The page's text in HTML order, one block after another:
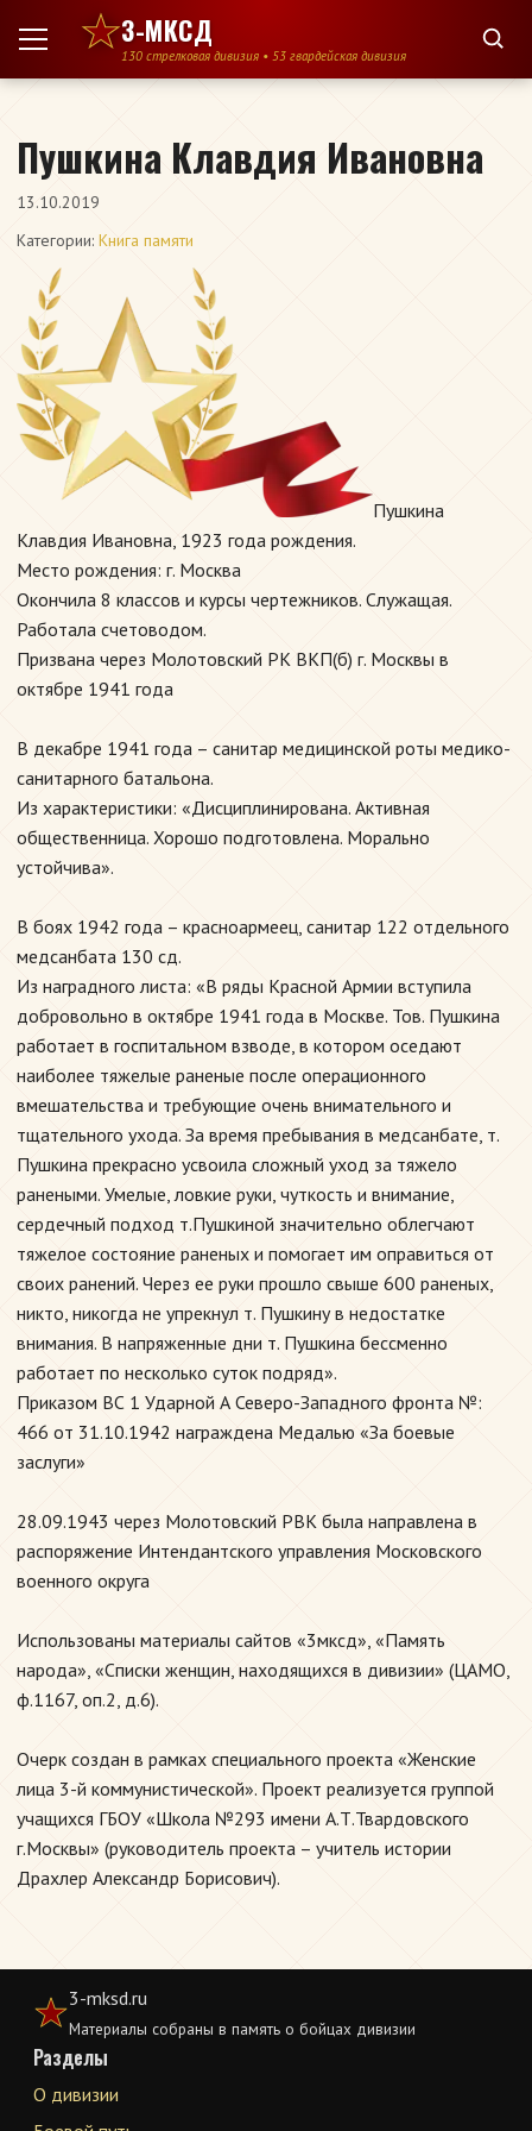
Перейти к содержимому
3-МКСД
130 стрелковая дивизия • 53 гвардейская дивизия
Пушкина Клавдия Ивановна
13.10.2019
Категории: Книга памяти
Пушкина
Клавдия Ивановна, 1923 года рождения.
Место рождения: г. Москва
Окончила 8 классов и курсы чертежников. Служащая.
Работала счетоводом.
Призвана через Молотовский РК ВКП(б) г. Москвы в
октябре 1941 года
В декабре 1941 года – санитар медицинской роты медико-
санитарного батальона.
Из характеристики: «Дисциплинирована. Активная
общественница. Хорошо подготовлена. Морально
устойчива».
В боях 1942 года – красноармеец, санитар 122 отдельного
медсанбата 130 сд.
Из наградного листа: «В ряды Красной Армии вступила
добровольно в октябре 1941 года в Москве. Тов. Пушкина
работает в госпитальном взводе, в котором оседают
наиболее тяжелые раненые после операционного
вмешательства и требующие очень внимательного и
тщательного ухода. За время пребывания в медсанбате, т.
Пушкина прекрасно усвоила сложный уход за тяжело
ранеными. Умелые, ловкие руки, чуткость и внимание,
сердечный подход т.Пушкиной значительно облегчают
тяжелое состояние раненых и помогает им оправиться от
своих ранений. Через ее руки прошло свыше 600 раненых,
никто, никогда не упрекнул т. Пушкину в недостатке
внимания. В напряженные дни т. Пушкина бессменно
работает по несколько суток подряд».
Приказом ВС 1 Ударной А Северо-Западного фронта №:
466 от 31.10.1942 награждена Медалью «За боевые
заслуги»
28.09.1943 через Молотовский РВК была направлена в
распоряжение Интендантского управления Московского
военного округа
Использованы материалы сайтов «3мксд», «Память
народа», «Списки женщин, находящихся в дивизии» (ЦАМО,
ф.1167, оп.2, д.6).
Очерк создан в рамках специального проекта «Женские
лица 3-й коммунистической». Проект реализуется группой
учащихся ГБОУ «Школа №293 имени А.Т.Твардовского
г.Москвы» (руководитель проекта – учитель истории
Драхлер Александр Борисович).
3-mksd.ru
Материалы собраны в память о бойцах дивизии
Разделы
О дивизии